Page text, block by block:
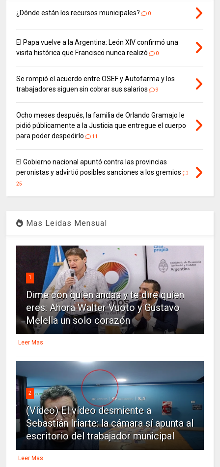
¿Dónde están los recursos municipales? 0
El Papa vuelve a la Argentina: León XIV confirmó una
visita histórica que Francisco nunca realizó
0
Se rompió el acuerdo entre OSEF y Autofarma y los
trabajadores siguen sin cobrar sus salarios
9
Ocho meses después, la familia de Orlando Gramajo le
pidió públicamente a la Justicia que entregue el cuerpo
para poder despedirlo
11
El Gobierno nacional apuntó contra las provincias
peronistas y advirtió posibles sanciones a los gremios
25
Mas Leidas Mensual
1
Dime con quien andas y te dire quien
eres: Ahora Walter Vuoto y Gustavo
Melella un solo corazón
Leer Mas
2
(Vídeo) El vídeo desmiente a
Sebastián Iriarte: la cámara sí apunta al
escritorio del trabajador municipal
Leer Mas